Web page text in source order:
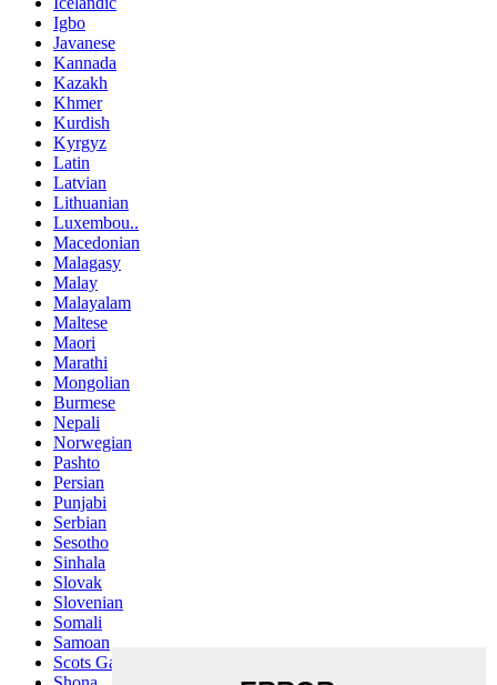
Igbo
Javanese
Kannada
Kazakh
Khmer
Kurdish
Kyrgyz
Latin
Latvian
Lithuanian
Luxembou..
Macedonian
Malagasy
Malay
Malayalam
Maltese
Maori
Marathi
Mongolian
Burmese
Nepali
Norwegian
Pashto
Persian
Punjabi
Serbian
Sesotho
Sinhala
Slovak
Slovenian
Somali
Samoan
Scots Gaelic